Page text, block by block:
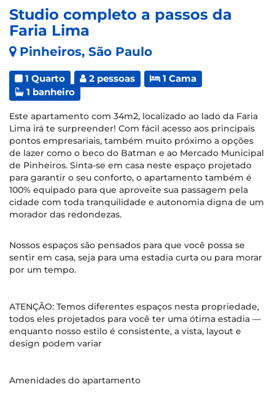
Studio completo a passos da
Faria Lima
Pinheiros, São Paulo
1 Quarto 2 pessoas
1 Cama
1 banheiro
Este apartamento com 34m2, localizado ao lado da Faria
Lima irá te surpreender! Com fácil acesso aos principais
pontos empresariais, também muito próximo a opções
de lazer como o beco do Batman e ao Mercado Municipal
de Pinheiros. Sinta-se em casa neste espaço projetado
para garantir o seu conforto, o apartamento também é
100% equipado para que aproveite sua passagem pela
cidade com toda tranquilidade e autonomia digna de um
morador das redondezas.
Nossos espaços são pensados para que você possa se
sentir em casa, seja para uma estadia curta ou para morar
por um tempo.
ATENÇÃO: Temos diferentes espaços nesta propriedade,
todos eles projetados para você ter uma ótima estadia —
enquanto nosso estilo é consistente, a vista, layout e
design podem variar
Amenidades do apartamento